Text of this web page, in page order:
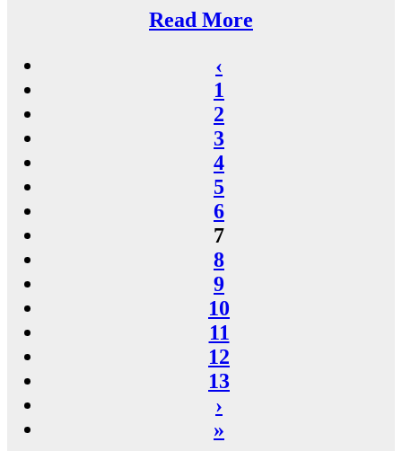
Read More
‹
1
2
3
4
5
6
7
8
9
10
11
12
13
›
»